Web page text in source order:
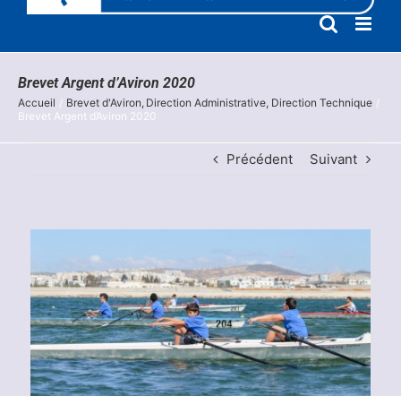
Brevet Argent d’Aviron 2020
Accueil Brevet d'Aviron Direction Administrative Direction Technique
Brevet Argent d’Aviron 2020
Précédent Suivant
agrandie